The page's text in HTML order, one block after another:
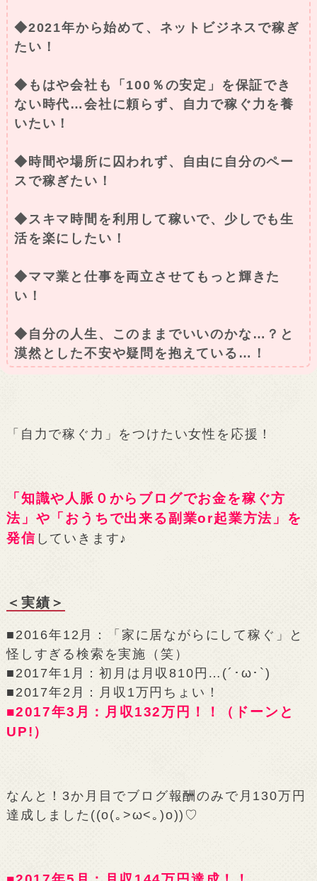
◆2021年から始めて、ネットビジネスで稼ぎ
たい！
◆もはや会社も「100％の安定」を保証でき
ない時代…会社に頼らず、自力で稼ぐ力を養
いたい！
◆時間や場所に囚われず、自由に自分のペー
スで稼ぎたい！
◆スキマ時間を利用して稼いで、少しでも生
活を楽にしたい！
◆ママ業と仕事を両立させてもっと輝きた
い！
◆自分の人生、このままでいいのかな…？と
漠然とした不安や疑問を抱えている…！
「自力で稼ぐ力」をつけたい女性を応援！
「知識や人脈０からブログでお金を稼ぐ方
法」や「おうちで出来る副業or起業方法」を
発信 していきます♪
＜実績＞
■2016年12月：「家に居ながらにして稼ぐ」と
怪しすぎる検索を実施（笑）
■2017年1月：初月は月収810円…(´･ω･`)
■2017年2月：月収1万円ちょい！
■2017年3月：月収132万円！！（ドーンと
UP!）
なんと！3か月目でブログ報酬のみで月130万円
達成しました((o(｡>ω<｡)o))♡